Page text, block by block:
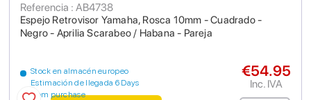
Espejo Retrovisor Yamaha, Rosca 10mm - Cuadrado -
Negro - Aprilia Scarabeo / Habana - Pareja
Referencia : AB4738
Stock en almacén europeo
Estimación de llegada 6 Days
from purchase
€54.95
Inc. IVA